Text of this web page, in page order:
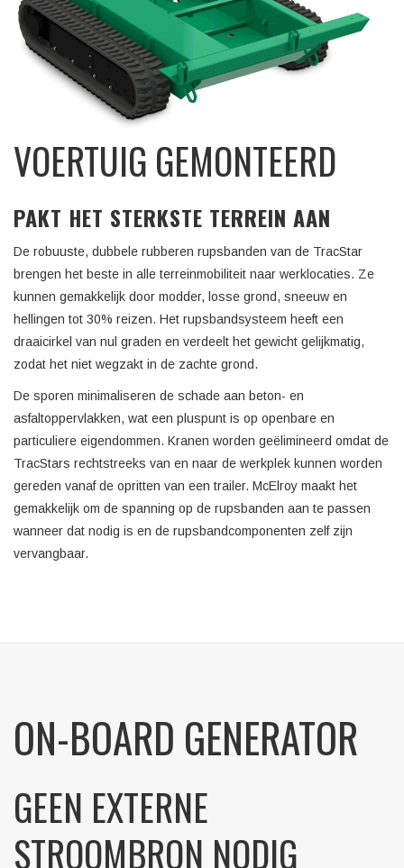
VOERTUIG GEMONTEERD
PAKT HET STERKSTE TERREIN AAN
De robuuste, dubbele rubberen rupsbanden van de TracStar
brengen het beste in alle terreinmobiliteit naar werklocaties. Ze
kunnen gemakkelijk door modder, losse grond, sneeuw en
hellingen tot 30% reizen. Het rupsbandsysteem heeft een
draaicirkel van nul graden en verdeelt het gewicht gelijkmatig,
zodat het niet wegzakt in de zachte grond.
De sporen minimaliseren de schade aan beton- en
asfaltoppervlakken, wat een pluspunt is op openbare en
particuliere eigendommen. Kranen worden geëlimineerd omdat de
TracStars rechtstreeks van en naar de werkplek kunnen worden
gereden vanaf de opritten van een trailer. McElroy maakt het
gemakkelijk om de spanning op de rupsbanden aan te passen
wanneer dat nodig is en de rupsbandcomponenten zelf zijn
vervangbaar.
ON-BOARD GENERATOR
GEEN EXTERNE
STROOMBRON NODIG